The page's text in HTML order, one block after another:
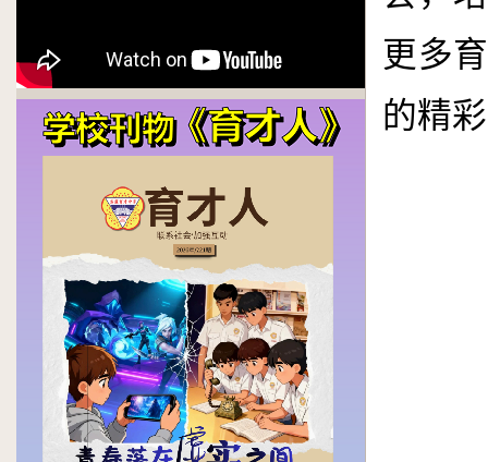
更多
的精